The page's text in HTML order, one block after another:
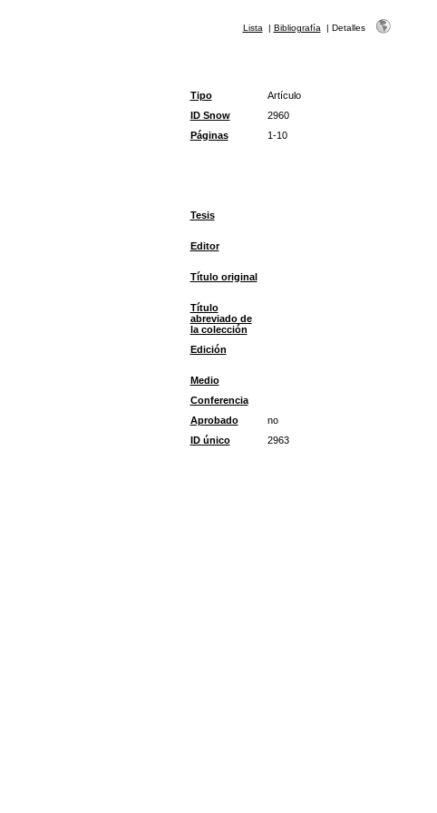
Lista | Bibliografía | Detalles
Tipo
Artículo
ID Snow
2960
Páginas
1-10
Tesis
Editor
Título original
Título
abreviado de
la colección
Edición
Medio
Conferencia
Aprobado
no
ID único
2963